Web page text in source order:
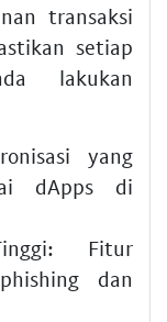
transaksi
setiap
lakukan
yang
dApps di
: Fitur
dan